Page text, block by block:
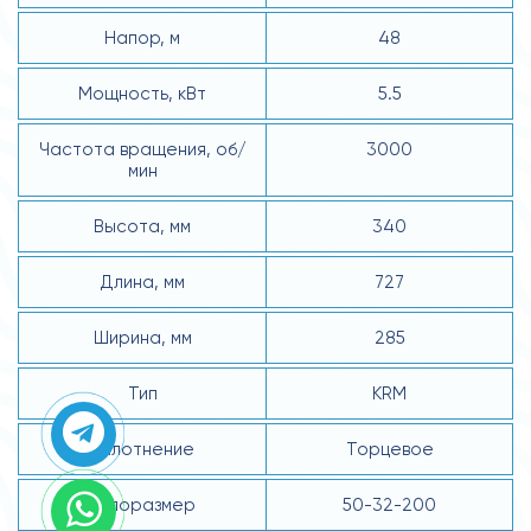
Напор, м 48
Мощность, кВт 5.5
Частота вращения, об/
мин
3000
Высота, мм 340
Длина, мм 727
Ширина, мм 285
Тип KRM
Уплотнение Торцевое
Типоразмер 50-32-200